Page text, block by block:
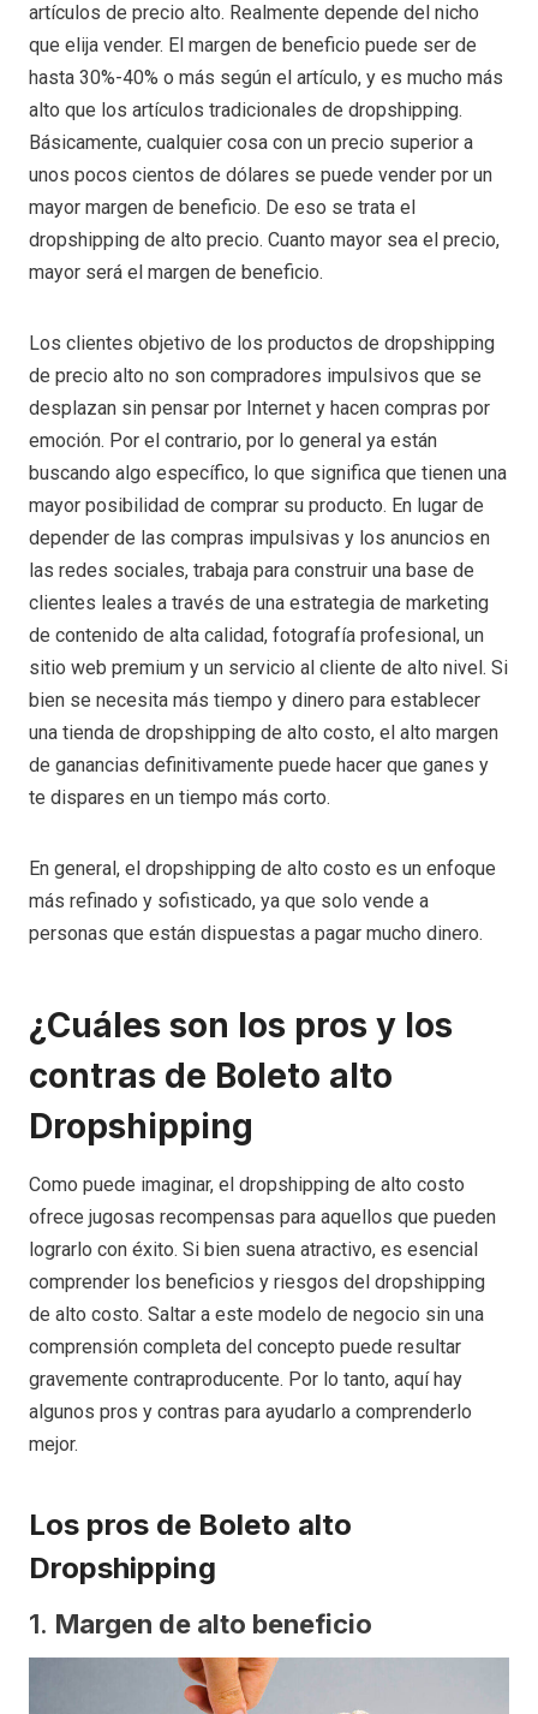
artículos de precio alto. Realmente depende del nicho
que elija vender. El margen de beneficio puede ser de
hasta 30%-40% o más según el artículo, y es mucho más
alto que los artículos tradicionales de dropshipping.
Básicamente, cualquier cosa con un precio superior a
unos pocos cientos de dólares se puede vender por un
mayor margen de beneficio. De eso se trata el
dropshipping de alto precio. Cuanto mayor sea el precio,
mayor será el margen de beneficio.
Los clientes objetivo de los productos de dropshipping
de precio alto no son compradores impulsivos que se
desplazan sin pensar por Internet y hacen compras por
emoción. Por el contrario, por lo general ya están
buscando algo específico, lo que significa que tienen una
mayor posibilidad de comprar su producto. En lugar de
depender de las compras impulsivas y los anuncios en
las redes sociales, trabaja para construir una base de
clientes leales a través de una estrategia de marketing
de contenido de alta calidad, fotografía profesional, un
sitio web premium y un servicio al cliente de alto nivel. Si
bien se necesita más tiempo y dinero para establecer
una tienda de dropshipping de alto costo, el alto margen
de ganancias definitivamente puede hacer que ganes y
te dispares en un tiempo más corto.
En general, el dropshipping de alto costo es un enfoque
más refinado y sofisticado, ya que solo vende a
personas que están dispuestas a pagar mucho dinero.
¿Cuáles son los pros y los
contras de Boleto alto
Dropshipping
Como puede imaginar, el dropshipping de alto costo
ofrece jugosas recompensas para aquellos que pueden
lograrlo con éxito. Si bien suena atractivo, es esencial
comprender los beneficios y riesgos del dropshipping
de alto costo. Saltar a este modelo de negocio sin una
comprensión completa del concepto puede resultar
gravemente contraproducente. Por lo tanto, aquí hay
algunos pros y contras para ayudarlo a comprenderlo
mejor.
Los pros de Boleto alto
Dropshipping
1. Margen de alto beneficio